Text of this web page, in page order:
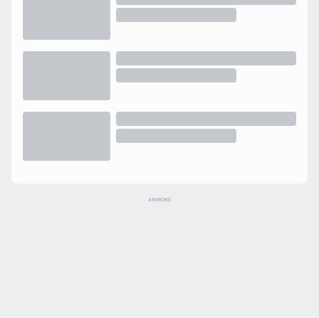
ANNONS